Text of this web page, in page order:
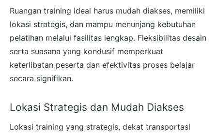
Ruangan training ideal harus mudah diakses, memiliki
lokasi strategis, dan mampu menunjang kebutuhan
pelatihan melalui fasilitas lengkap. Fleksibilitas desain
serta suasana yang kondusif memperkuat
keterlibatan peserta dan efektivitas proses belajar
secara signifikan.
Lokasi Strategis dan Mudah Diakses
Lokasi training yang strategis, dekat transportasi